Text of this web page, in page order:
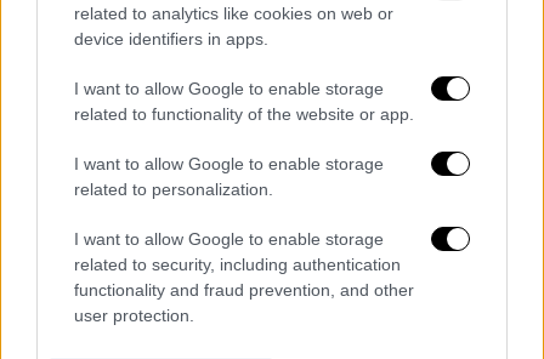
related to analytics like cookies on web or
device identifiers in apps.
I want to allow Google to enable storage
related to functionality of the website or app.
I want to allow Google to enable storage
related to personalization.
I want to allow Google to enable storage
related to security, including authentication
functionality and fraud prevention, and other
user protection.
Διαβάστε ακόμη